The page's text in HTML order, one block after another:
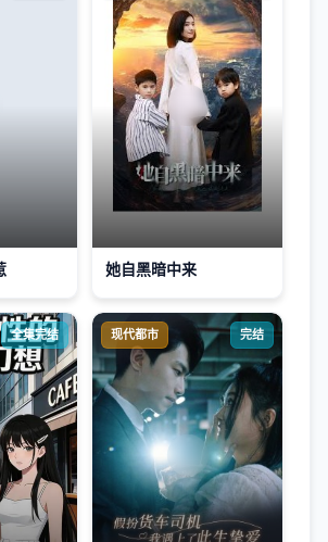
她自黑暗中来
全集完结 现代都市 完结